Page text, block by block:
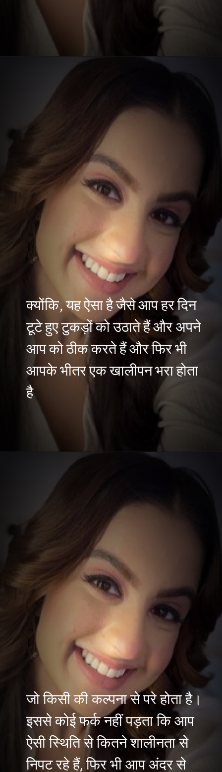
क्योंकि, यह ऐसा है जैसे आप हर दिन
टूटे हुए टुकड़ों को उठाते हैं और अपने
आप को ठीक करते हैं और फिर भी
आपके भीतर एक खालीपन भरा होता
है
जो किसी की कल्पना से परे होता है।
इससे कोई फर्क नहीं पड़ता कि आप
ऐसी स्थिति से कितने शालीनता से
निपट रहे हैं, फिर भी आप अंदर से